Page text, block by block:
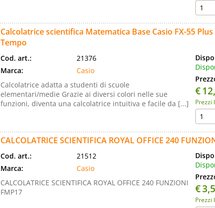
Calcolatrice scientifica Matematica Base Casio FX-55
Tempo
Cod. art.:
21376
Marca:
Casio
Calcolatrice adatta a studenti di scuole
elementari/medie Grazie ai diversi colori nelle sue
funzioni, diventa una calcolatrice intuitiva e facile da [...]
€
Prezzi
CALCOLATRICE SCIENTIFICA ROYAL OFFICE 240
Cod. art.:
21512
Marca:
Casio
CALCOLATRICE SCIENTIFICA ROYAL OFFICE 240 FUNZIONI
FMP17
€
Prezzi